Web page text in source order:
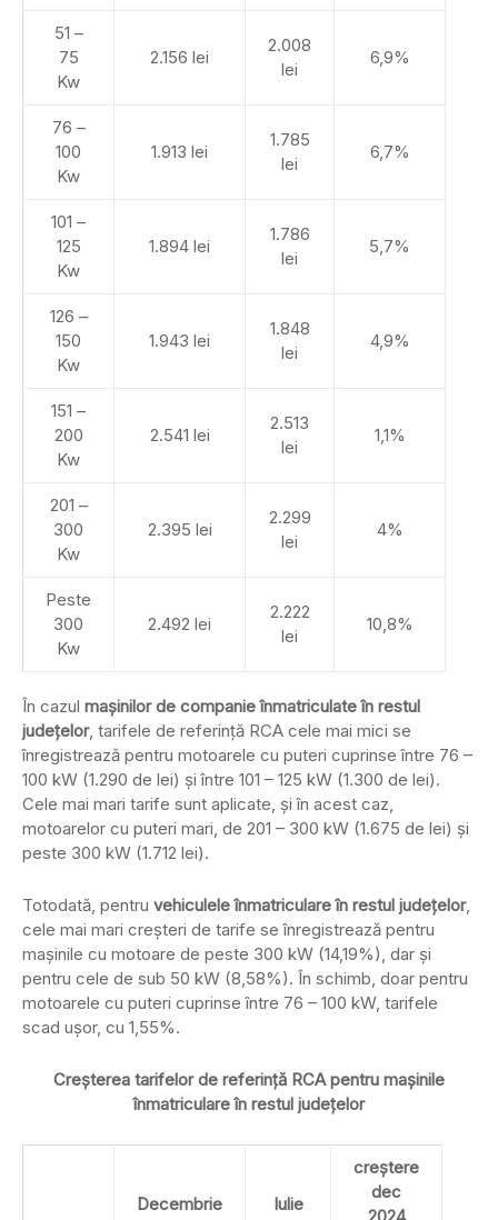
51 –
75
Kw
2.156 lei
2.008
lei
6,9%
76 –
100
Kw
1.913 lei
1.785
lei
6,7%
101 –
125
Kw
1.894 lei
1.786
lei
5,7%
126 –
150
Kw
1.943 lei
1.848
lei
4,9%
151 –
200
Kw
2.541 lei
2.513
lei
1,1%
201 –
300
Kw
2.395 lei
2.299
lei
4%
Peste
300
Kw
2.492 lei
2.222
lei
10,8%
În cazul mașinilor de companie înmatriculate în restul
județelor, tarifele de referință RCA cele mai mici se
înregistrează pentru motoarele cu puteri cuprinse între 76 –
100 kW (1.290 de lei) și între 101 – 125 kW (1.300 de lei).
Cele mai mari tarife sunt aplicate, și în acest caz,
motoarelor cu puteri mari, de 201 – 300 kW (1.675 de lei) și
peste 300 kW (1.712 lei).
Totodată, pentru vehiculele înmatriculare în restul județelor,
cele mai mari creșteri de tarife se înregistrează pentru
mașinile cu motoare de peste 300 kW (14,19%), dar și
pentru cele de sub 50 kW (8,58%). În schimb, doar pentru
motoarele cu puteri cuprinse între 76 – 100 kW, tarifele
scad ușor, cu 1,55%.
Creșterea tarifelor de referință RCA pentru mașinile
înmatriculare în restul județelor
Decembrie
Iulie
creștere
dec